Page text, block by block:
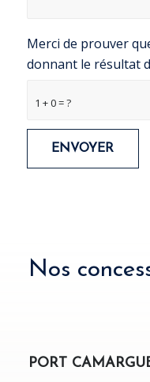
1 + 0 = ?
Merci de prouver
donnant le résultat
Nos
PORT